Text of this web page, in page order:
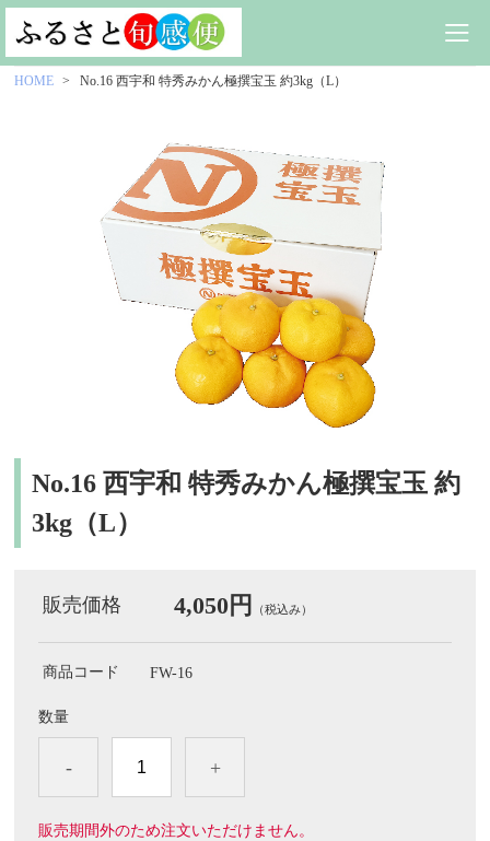
HOME No.16 西宇和 特秀みかん極撰宝玉 約3kg（L）
No.16 西宇和 特秀みかん極撰宝玉 約
3kg（L）
販売価格 4,050円 （税込み）
商品コード FW-16
数量
- +
販売期間外のため注文いただけません。